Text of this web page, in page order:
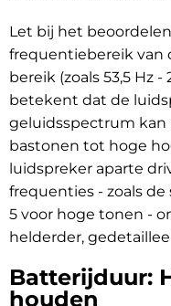
Let bij het
frequentiebereik van
bereik (zoals 53,5 Hz
betekent dat de
geluidsspectrum kan
bastonen tot hoge
luidspreker aparte
frequenties - zoals
5 voor hoge tonen -
helderder,
Batterijduur:
houden